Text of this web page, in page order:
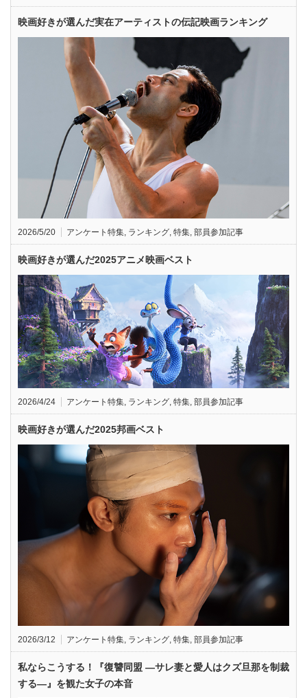
映画好きが選んだ実在アーティストの伝記映画ランキング
2026/5/20 アンケート特集 ランキング 特集 部員参加記事
映画好きが選んだ2025アニメ映画ベスト
2026/4/24 アンケート特集, ランキング, 特集, 部員参加記事
映画好きが選んだ2025邦画ベスト
2026/3/12 アンケート特集, ランキング, 特集, 部員参加記事
私ならこうする！『復讐同盟 —サレ妻と愛人はクズ旦那を制裁
する—』を観た女子の本音